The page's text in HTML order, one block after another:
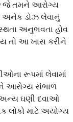
જે તમને આરોગ્ય
અનેક ડોઝ લેવાનું
અનુભવતા હોવ
તો આ ખાસ કરીને
રૂપમાં લેવામાં
આરોગ્ય સંભાળ
અન્ય ઘણી દવાઓ
લોકો માટે અયોગ્ય